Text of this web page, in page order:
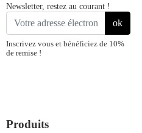
Newsletter, restez au courant !
ok
Inscrivez vous et bénéficiez de 10%
de remise !
Produits